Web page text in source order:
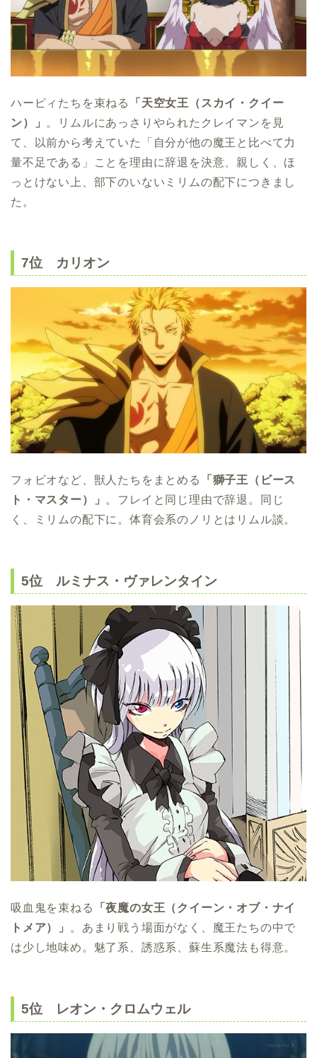
ハーピィたちを束ねる
「天空女王（スカイ・クイー
ン）」 。リムルにあっさりやられたクレイマンを見
て、以前から考えていた「自分が他の魔王と比べて力
量不足である」ことを理由に辞退を決意、親しく、ほ
っとけない上、部下のいないミリムの配下につきまし
た。
7位 カリオン
フォビオなど、獣人たちをまとめる
「獅子王（ビース
ト・マスター）」 。フレイと同じ理由で辞退。同じ
く、ミリムの配下に。体育会系のノリとはリムル談。
5位 ルミナス・ヴァレンタイン
吸血鬼を束ねる
「夜魔の女王（クイーン・オブ・ナイ
トメア）」
。あまり戦う場面がなく、魔王たちの中で
は少し地味め。魅了系、誘惑系、蘇生系魔法も得意。
5位 レオン・クロムウェル